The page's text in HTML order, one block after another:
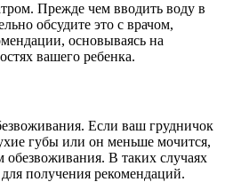
Прежде чем вводить воду в
обсудите это с врачом,
основываясь на
вашего ребенка.
Если ваш грудничок
губы или он меньше мочится,
обезвоживания. В таких случаях
получения рекомендаций.